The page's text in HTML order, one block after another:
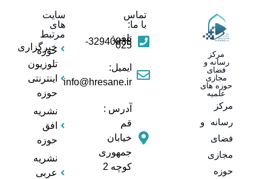
مرکز
رسانه و
فضای
مجازی
حوزه های
علمیه
مرکز
رسانه و
فضای
مجازی
حوزه
تماس
با ما:
تلفن:
32940838- 025
ایمیل:
info@hresane.ir
آدرس :
قم
خیابان
جمهوری
کوچه 2
سایت
های
مرتبط
خبرگزاری
حوزه
تلوزیون
اینترنتی
حوزه
نشریه
افق
حوزه
نشریه
عربی